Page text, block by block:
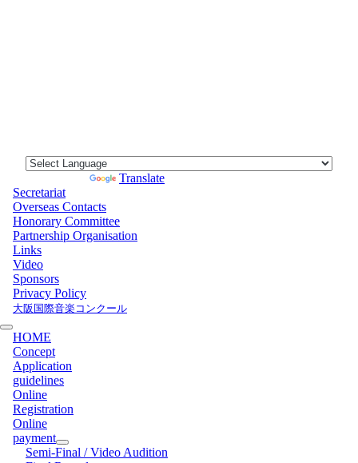
Translate
Secretariat
Overseas Contacts
Honorary Committee
Partnership Organisation
Links
Video
Sponsors
Privacy Policy
大阪国際音楽コンクール
HOME
Concept
Application
guidelines
Online
Registration
Online
payment
Semi-Final / Video Audition